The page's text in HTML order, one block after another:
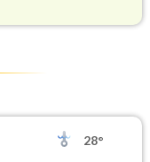
95.8
28°